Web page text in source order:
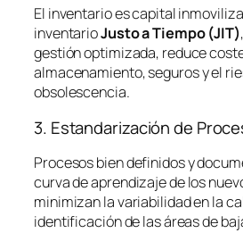
El inventario es capital
inventarioJusto a Tiempo (JIT)
gestión optimizada, reduce
almacenamiento, seguros y el
obsolescencia.
3. Estandarización de
Procesos bien definidos y
curva de aprendizaje de los
minimizan la variabilidad en la
identificación de las áreas de